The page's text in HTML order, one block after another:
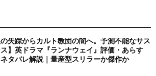
の失踪からカルト教団の闇へ。予測不能なサス
】英ドラマ『ランナウェイ』評価・あらす
ネタバレ解説｜量産型スリラーか傑作か